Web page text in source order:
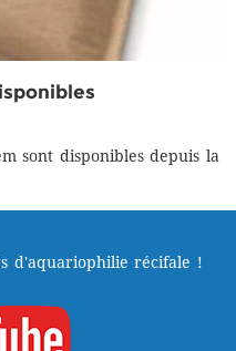
sont disponibles depuis la
d'aquariophilie récifale !